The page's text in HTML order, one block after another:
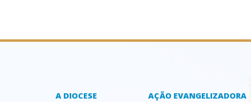
A DIOCESE AÇÃO EVANGELIZADORA